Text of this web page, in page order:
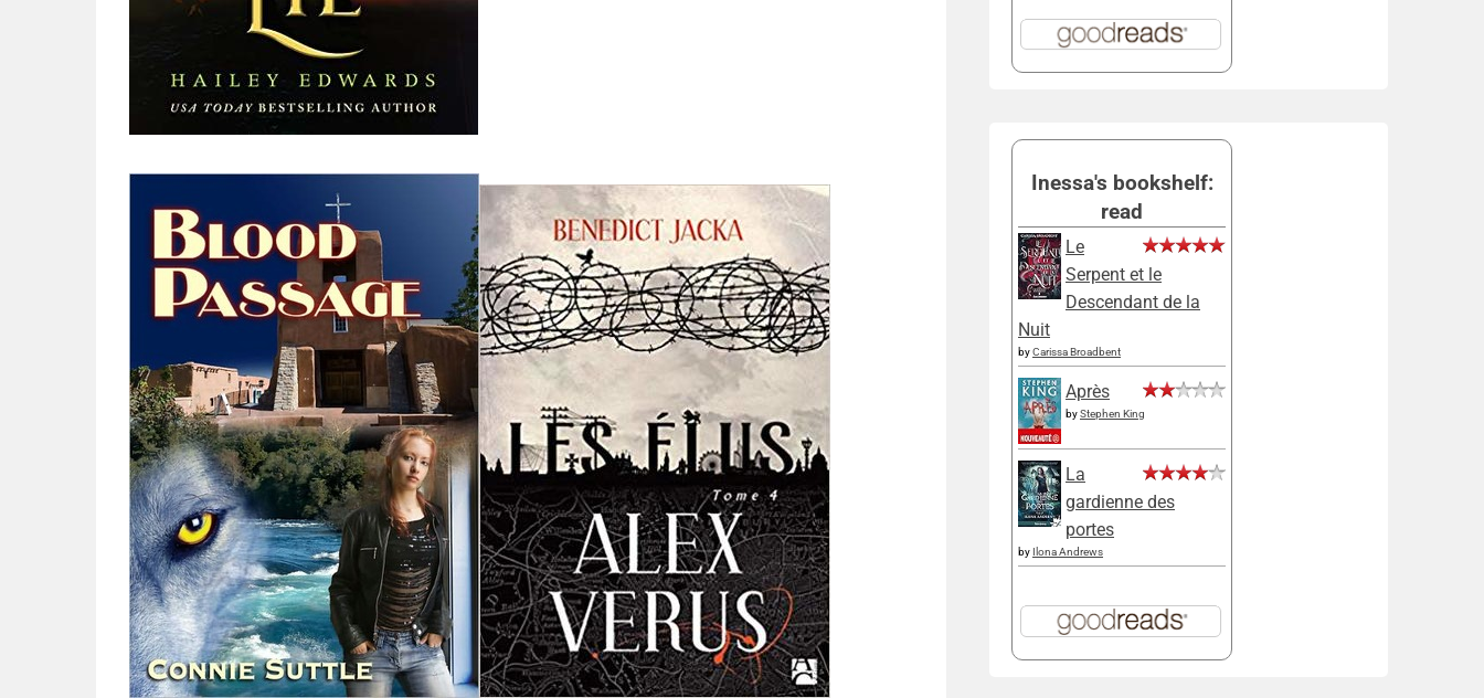
Inessa's bookshelf:
read
Le
Serpent et le
Descendant de la
Nuit
byCarissa Broadbent
Après
byStephen King
La
gardienne des
portes
by Ilona Andrews